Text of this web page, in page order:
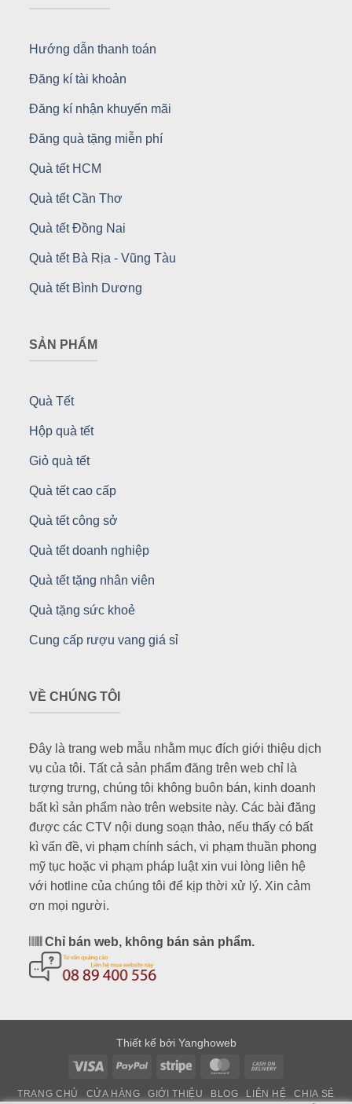
Hướng dẫn thanh toán
Đăng kí tài khoản
Đăng kí nhận khuyến mãi
Đăng quà tặng miễn phí
Quà tết HCM
Quà tết Cần Thơ
Quà tết Đồng Nai
Quà tết Bà Rịa - Vũng Tàu
Quà tết Bình Dương
SẢN PHẨM
Quà Tết
Hộp quà tết
Giỏ quà tết
Quà tết cao cấp
Quà tết công sở
Quà tết doanh nghiệp
Quà tết tặng nhân viên
Quà tặng sức khoẻ
Cung cấp rượu vang giá sỉ
VỀ CHÚNG TÔI
Đây là trang web mẫu nhằm mục đích giới thiệu dịch
vụ của tôi. Tất cả sản phẩm đăng trên web chỉ là
tượng trưng, chúng tôi không buôn bán, kinh doanh
bất kì sản phẩm nào trên website này. Các bài đăng
được các CTV nội dung soạn thảo, nếu thấy có bất
kì vấn đề, vi phạm chính sách, vi phạm thuần phong
mỹ tục hoặc vi phạm pháp luật xin vui lòng liên hệ
với hotline của chúng tôi để kịp thời xử lý. Xin cảm
ơn mọi người.
Chỉ bán web, không bán sản phẩm.
Thiết kế bởi Yanghoweb
Visa
PayPal Stripe MasterCard
Delivery
TRANG CHỦ CỬA HÀNG GIỚI THIỆU BLOG LIÊN HỆ CHIA SẺ